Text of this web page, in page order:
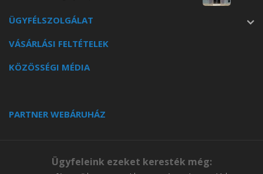
ÜGYFÉLSZOLGÁLAT
VÁSÁRLÁSI FELTÉTELEK
KÖZÖSSÉGI MÉDIA
PARTNER WEBÁRUHÁZ
Ügyfeleink ezeket keresték még: